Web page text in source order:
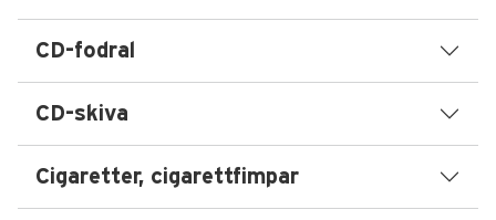
CD-fodral
CD-skiva
Cigaretter, cigarettfimpar